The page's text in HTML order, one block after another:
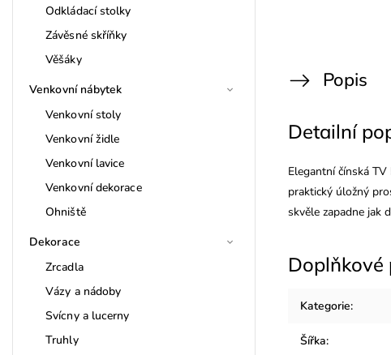
Odkládací stolky
Závěsné skříňky
Věšáky
Venkovní nábytek
Venkovní stoly
Venkovní židle
Venkovní lavice
Venkovní dekorace
Ohniště
Dekorace
Zrcadla
Vázy a nádoby
Svícny a lucerny
Truhly
Popis
Detailní
Elegantní čínská
praktický úložný
skvěle zapadne jak
Kategorie:
Šířka: